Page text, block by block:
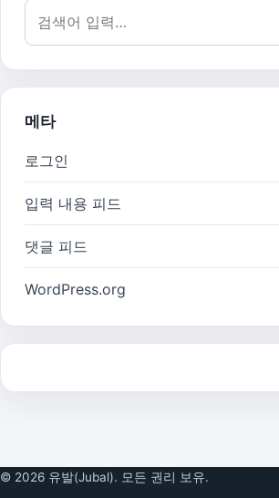
검색어:
메타
로그인
입력 내용 피드
댓글 피드
WordPress.org
© 2026 유발(Jubal). 모든 권리 보유.